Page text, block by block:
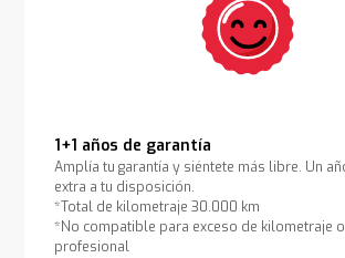
1+1 años de garantía
Amplía tu garantía y siéntete más libre. Un
extra a tu disposición.
*Total de kilometraje 30.000 km
*No compatible para exceso de kilometraje
profesional